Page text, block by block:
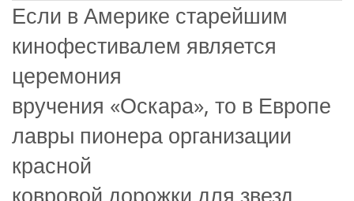
Если в Америке старейшим
кинофестивалем является
церемония
вручения «Оскара», то в Европе
лавры пионера организации
красной